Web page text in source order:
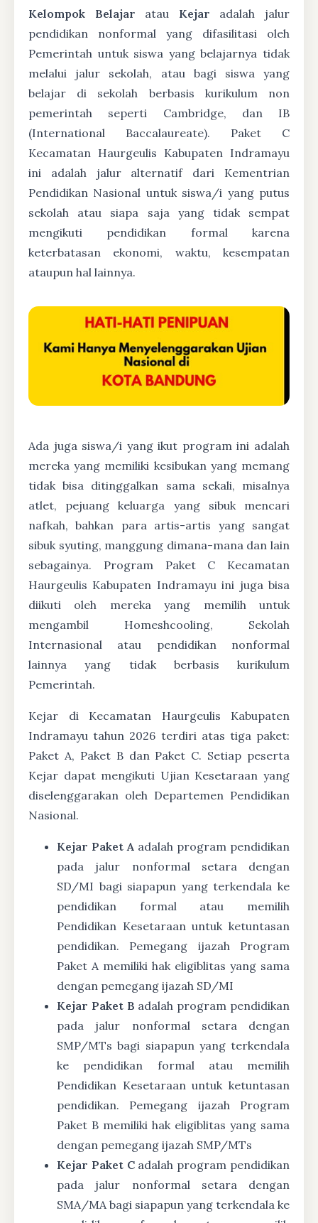
Kelompok Belajar atau Kejar adalah jalur
pendidikan nonformal yang difasilitasi oleh
Pemerintah untuk siswa yang belajarnya tidak
melalui jalur sekolah, atau bagi siswa yang
belajar di sekolah berbasis kurikulum non
pemerintah seperti Cambridge, dan IB
(International Baccalaureate). Paket C
Kecamatan Haurgeulis Kabupaten Indramayu
ini adalah jalur alternatif dari Kementrian
Pendidikan Nasional untuk siswa/i yang putus
sekolah atau siapa saja yang tidak sempat
mengikuti pendidikan formal karena
keterbatasan ekonomi, waktu, kesempatan
ataupun hal lainnya.
Ada juga siswa/i yang ikut program ini adalah
mereka yang memiliki kesibukan yang memang
tidak bisa ditinggalkan sama sekali, misalnya
atlet, pejuang keluarga yang sibuk mencari
nafkah, bahkan para artis-artis yang sangat
sibuk syuting, manggung dimana-mana dan lain
sebagainya. Program Paket C Kecamatan
Haurgeulis Kabupaten Indramayu ini juga bisa
diikuti oleh mereka yang memilih untuk
mengambil Homeshcooling, Sekolah
Internasional atau pendidikan nonformal
lainnya yang tidak berbasis kurikulum
Pemerintah.
Kejar di Kecamatan Haurgeulis Kabupaten
Indramayu tahun 2026 terdiri atas tiga paket:
Paket A, Paket B dan Paket C. Setiap peserta
Kejar dapat mengikuti Ujian Kesetaraan yang
diselenggarakan oleh Departemen Pendidikan
Nasional.
Kejar Paket A adalah program pendidikan
pada jalur nonformal setara dengan
SD/MI bagi siapapun yang terkendala ke
pendidikan formal atau memilih
Pendidikan Kesetaraan untuk ketuntasan
pendidikan. Pemegang ijazah Program
Paket A memiliki hak eligiblitas yang sama
dengan pemegang ijazah SD/MI
Kejar Paket B adalah program pendidikan
pada jalur nonformal setara dengan
SMP/MTs bagi siapapun yang terkendala
ke pendidikan formal atau memilih
Pendidikan Kesetaraan untuk ketuntasan
pendidikan. Pemegang ijazah Program
Paket B memiliki hak eligiblitas yang sama
dengan pemegang ijazah SMP/MTs
Kejar Paket Cadalah program pendidikan
pada jalur nonformal setara dengan
SMA/MA bagi siapapun yang terkendala ke